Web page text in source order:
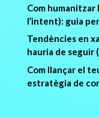
Com humanitzar
l’intent): guia
Tendències en
hauria de seguir
Com llançar el
estratègia de